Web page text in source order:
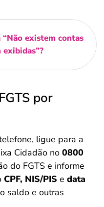
existem contas
exibidas”?
por
ligue para a
Cidadão no 0800
do FGTS e informe
CPF, NIS/PIS e data
saldo e outras